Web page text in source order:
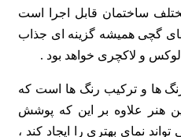
ساختمان قابل اجرا است
گچی همیشه گزینه ای جذاب
لوکس و لاکچری خواهد بود .
رنگ ها و ترکیب رنگ ها است که
هنر علاوه بر این که پوشش
نمای بهتری را ایجاد کند ،